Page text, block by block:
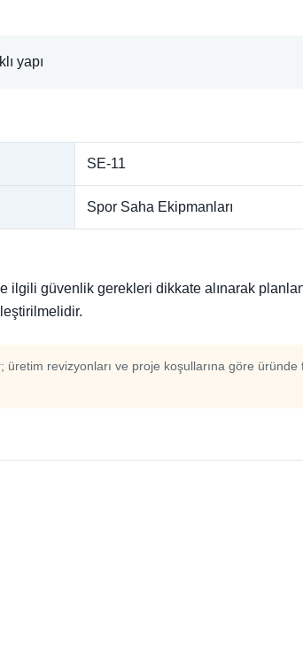
yapı
SE-11
Spor Saha Ekipmanları
ilgili güvenlik gerekleri dikkate alınarak
üretim revizyonları ve proje koşullarına göre